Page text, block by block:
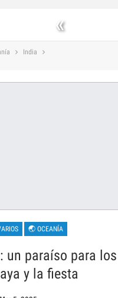
«
India
🌏 OCEANÍA
paraíso para
y la fiesta